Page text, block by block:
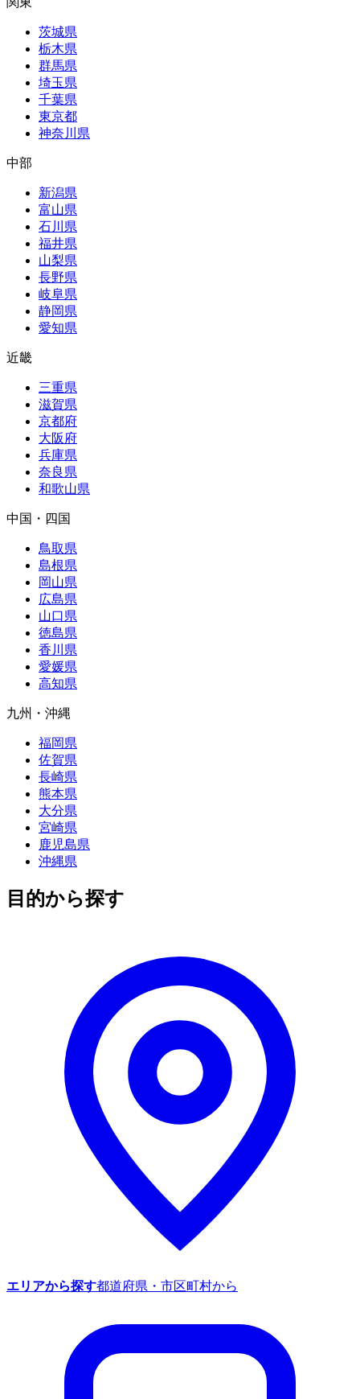
茨城県
栃木県
群馬県
埼玉県
千葉県
東京都
神奈川県
中部
新潟県
富山県
石川県
福井県
山梨県
長野県
岐阜県
静岡県
愛知県
近畿
三重県
滋賀県
京都府
大阪府
兵庫県
奈良県
和歌山県
中国・四国
鳥取県
島根県
岡山県
広島県
山口県
徳島県
香川県
愛媛県
高知県
九州・沖縄
福岡県
佐賀県
長崎県
熊本県
大分県
宮崎県
鹿児島県
沖縄県
目的から探す
エリアから探す都道府県・市区町村から